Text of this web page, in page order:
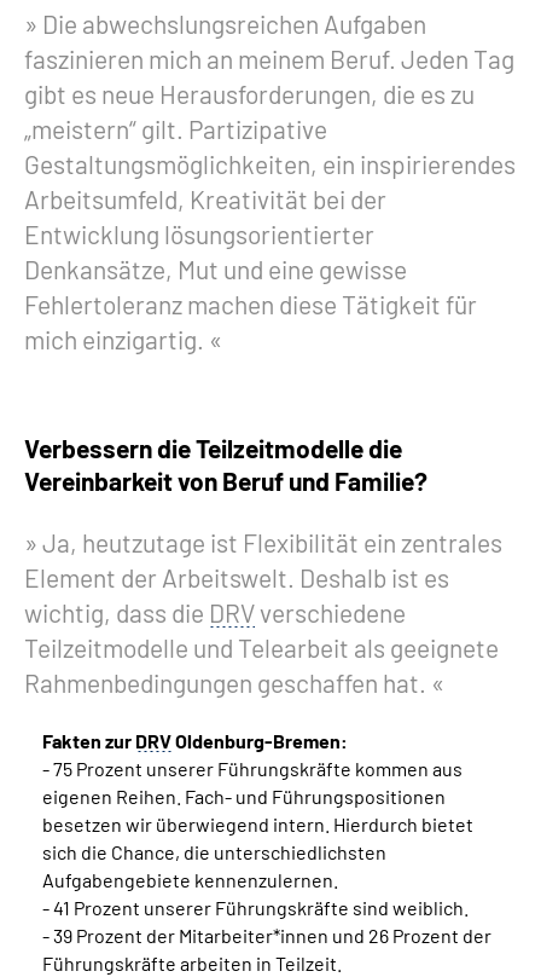
Die abwechslungsreichen Aufgaben
faszinieren mich an meinem Beruf. Jeden Tag
gibt es neue Herausforderungen, die es zu
„meistern“ gilt. Partizipative
Gestaltungsmöglichkeiten, ein inspirierendes
Arbeitsumfeld, Kreativität bei der
Entwicklung lösungsorientierter
Denkansätze, Mut und eine gewisse
Fehlertoleranz machen diese Tätigkeit für
mich einzigartig.
Verbessern die Teilzeitmodelle die
Vereinbarkeit von Beruf und Familie?
Ja, heutzutage ist Flexibilität ein zentrales
Element der Arbeitswelt. Deshalb ist es
wichtig, dass die DRVverschiedene
Teilzeitmodelle und Telearbeit als geeignete
Rahmenbedingungen geschaffen hat.
Fakten zur DRVOldenburg-Bremen:
- 75 Prozent unserer Führungskräfte kommen aus
eigenen Reihen. Fach- und Führungspositionen
besetzen wir überwiegend intern. Hierdurch bietet
sich die Chance, die unterschiedlichsten
Aufgabengebiete kennenzulernen.
- 41 Prozent unserer Führungskräfte sind weiblich.
- 39 Prozent der Mitarbeiter*innen und 26 Prozent der
Führungskräfte arbeiten in Teilzeit.